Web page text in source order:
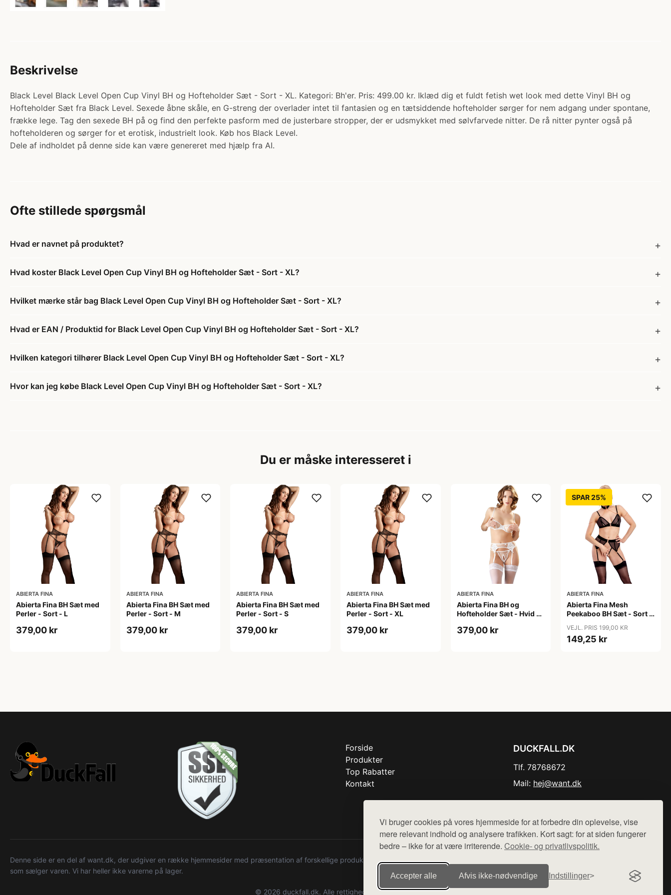
Vi bruger cookies på vores hjemmeside for at forbedre din oplevelse, vise
mere relevant indhold og analysere trafikken. Kort sagt: for at siden fungerer
bedre – ikke for at være irriterende. Cookie- og privatlivspolitik.
Accepter alle Afvis ikke‑nødvendige Indstillinger
Beskrivelse
Black Level Black Level Open Cup Vinyl BH og Hofteholder Sæt - Sort - XL. Kategori: Bh'er. Pris: 499.00 kr. Iklæd dig et fuldt fetish wet look med dette Vinyl BH og
Hofteholder Sæt fra Black Level. Sexede åbne skåle, en G-streng der overlader intet til fantasien og en tætsiddende hofteholder sørger for nem adgang under spontane,
frække lege. Tag den sexede BH på og find den perfekte pasform med de justerbare stropper, der er udsmykket med sølvfarvede nitter. De rå nitter pynter også på
hofteholderen og sørger for et erotisk, industrielt look. Køb hos Black Level.
Dele af indholdet på denne side kan være genereret med hjælp fra AI.
Ofte stillede spørgsmål
Hvad er navnet på produktet?
Hvad koster Black Level Open Cup Vinyl BH og Hofteholder Sæt - Sort - XL?
Hvilket mærke står bag Black Level Open Cup Vinyl BH og Hofteholder Sæt - Sort - XL?
Hvad er EAN / Produktid for Black Level Open Cup Vinyl BH og Hofteholder Sæt - Sort - XL?
Hvilken kategori tilhører Black Level Open Cup Vinyl BH og Hofteholder Sæt - Sort - XL?
Hvor kan jeg købe Black Level Open Cup Vinyl BH og Hofteholder Sæt - Sort - XL?
Du er måske interesseret i
ABIERTA FINA
Abierta Fina BH Sæt med
Perler - Sort - L
379,00 kr
ABIERTA FINA
Abierta Fina BH Sæt med
Perler - Sort - M
379,00 kr
ABIERTA FINA
Abierta Fina BH Sæt med
Perler - Sort - S
379,00 kr
ABIERTA FINA
Abierta Fina BH Sæt med
Perler - Sort - XL
379,00 kr
ABIERTA FINA
Abierta Fina BH og
Hofteholder Sæt - Hvid -
379,00 kr
SPAR 25%
ABIERTA FINA
Abierta Fina Mesh
Peekaboo BH Sæt - Sort -
VEJL. PRIS 199,00 KR
149,25 kr
Forside
Produkter
Top Rabatter
Kontakt
DUCKFALL.DK
Tlf. 78768672
Mail: hej@want.dk
Denne side er en del af want.dk, der udgiver en række hjemmesider med præsentation af forskellige produkter fra diverse webshops. Der sælges ikke varer fra denne side - vi henviser til de shops,
som sælger varen. Vi har heller ikke varerne på lager.
© 2026 duckfall.dk. Alle rettigheder forbeholdes.